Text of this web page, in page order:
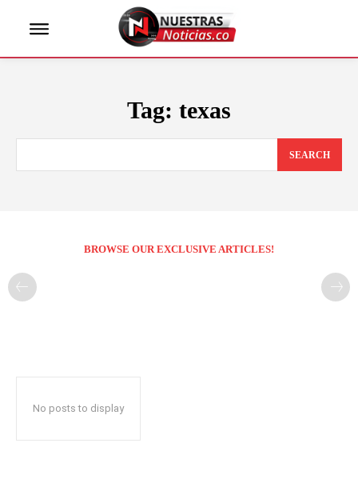
Tag: texas
SEARCH
BROWSE OUR EXCLUSIVE ARTICLES!
No posts to display